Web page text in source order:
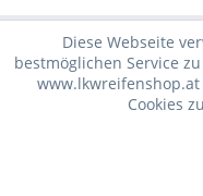
Diese Webseite
bestmöglichen Service
Cookies